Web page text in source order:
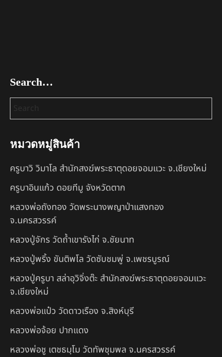
Search…
หมวดหมู่สินค้า
ครูบาวิ วิมาโล สำนักสงฆ์พระธาตุดอยจอมแวะ จ.เชียงใหม่
ครูบาอินแก้ว ดอยทีมู จังหวัดตาก
หลวงพ่อถังทอง วัดพระนางพญาป่าแสงทอง
จ.นครสวรรค์
หลวงปู่จักร วัดถ้ำเขารังไก่ จ.ชัยนาท
หลวงปู่พริ้ง ขันติพโล วัดซับชมพู่ จ.เพชรบูรณ์
หลวงปู่ครูบา สล่าอุวิจิ่งต๊ะ สำนักสงฆ์พระธาตุดอยจอมแวะ
จ.เชียงใหม่
หลวงพ่อแป๋ว วัดดาวเรือง จ.สิงห์บุรี
หลวงพ่อจ้อย ปากแดง
หลวงพ่อชู เตชธมฺโม วัดทัพชุมพล จ.นครสวรรค์